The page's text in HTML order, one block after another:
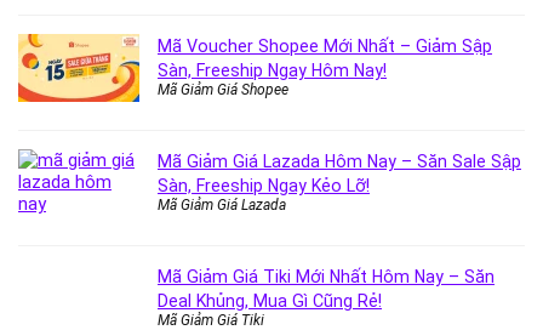
Mã Voucher Shopee Mới Nhất – Giảm Sập
Sàn, Freeship Ngay Hôm Nay!
Mã Giảm Giá Shopee
Mã Giảm Giá Lazada Hôm Nay – Săn Sale Sập
Sàn, Freeship Ngay Kẻo Lỡ!
Mã Giảm Giá Lazada
Mã Giảm Giá Tiki Mới Nhất Hôm Nay – Săn
Deal Khủng, Mua Gì Cũng Rẻ!
Mã Giảm Giá Tiki